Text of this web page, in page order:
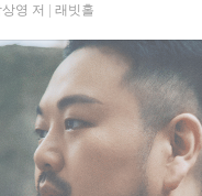
영 저 래빗홀